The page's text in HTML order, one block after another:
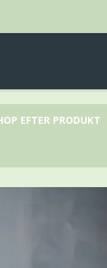
EFTER PRODUKT